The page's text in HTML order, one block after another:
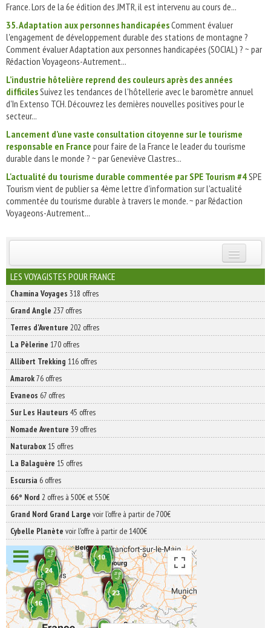
France. Lors de la 6e édition des JMTR, il est intervenu au cours de...
35. Adaptation aux personnes handicapéesComment évaluer
l'engagement de développement durable des stations de montagne ?
Comment évaluer Adaptation aux personnes handicapées (SOCIAL) ? ~ par
Rédaction Voyageons-Autrement...
L’industrie hôtelière reprend des couleurs après des années
difficilesSuivez les tendances de l'hôtellerie avec le baromètre annuel
d'In Extenso TCH. Découvrez les dernières nouvelles positives pour le
secteur...
Lancement d’une vaste consultation citoyenne sur le tourisme
responsable en France pour faire de la France le leader du tourisme
durable dans le monde ? ~ par Geneviève Clastres...
L'actualité du tourisme durable commentée par SPE Tourism #4SPE
Tourism vient de publier sa 4ème lettre d'information sur l'actualité
commentée du tourisme durable à travers le monde. ~ par Rédaction
Voyageons-Autrement...
INSCRIVEZ-VOUS | ABONNEZ-VOUS
LES VOYAGISTES POUR FRANCE
Chamina Voyages 318 offres
Grand Angle 237 offres
Terres d'Aventure 202 offres
La Pèlerine 170 offres
Allibert Trekking 116 offres
Amarok76 offres
Evaneos 67 offres
Sur Les Hauteurs 45 offres
Nomade Aventure 39 offres
Naturabox 15 offres
La Balaguère 15 offres
Escursia 6 offres
66° Nord 2 offres à 500€ et 550€
Grand Nord Grand Large voir l'offre à partir de 700€
Cybelle Planète voir l'offre à partir de 1400€